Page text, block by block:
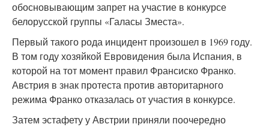
обосновывающим запрет на участие в конкурсе
белорусской группы «Галасы Зместа».
Первый такого рода инцидент произошел в 1969 году.
В том году хозяйкой Евровидения была Испания, в
которой на тот момент правил Франсиско Франко.
Австрия в знак протеста против авторитарного
режима Франко отказалась от участия в конкурсе.
Затем эстафету у Австрии приняли поочередно